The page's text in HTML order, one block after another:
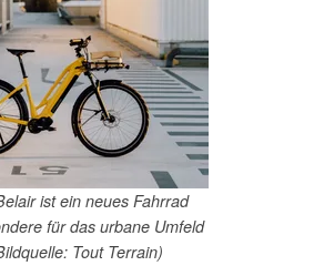
ist ein neues Fahrrad
für das urbane Umfeld
Tout Terrain)